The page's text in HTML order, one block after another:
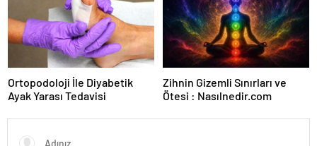
Ortopodoloji İle Diyabetik
Ayak Yarası Tedavisi
Zihnin Gizemli Sınırları ve
Ötesi : Nasılnedir.com